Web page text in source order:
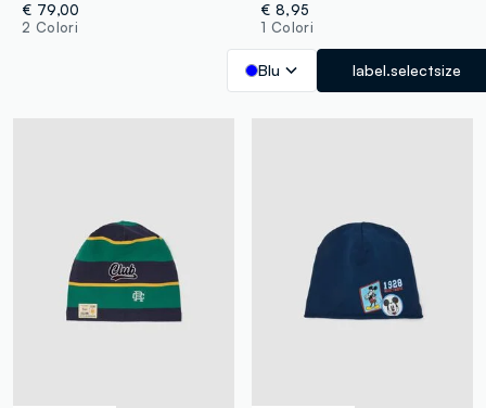
€ 79,00
2 Colori
€ 8,95
1 Colori
Blu label.selectsize